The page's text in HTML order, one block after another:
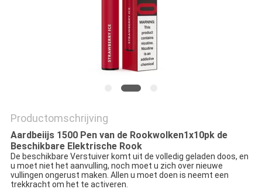
Productomschrijving
Aardbeiijs 1500 Pen van de Rookwolken1x10pk de
Beschikbare Elektrische Rook
De beschikbare Verstuiver komt uit de volledig geladen doos, en
u moet niet het aanvulling, noch moet u zich over nieuwe
vullingen ongerust maken. Allen u moet doen is neemt een
trekkracht om het te activeren.